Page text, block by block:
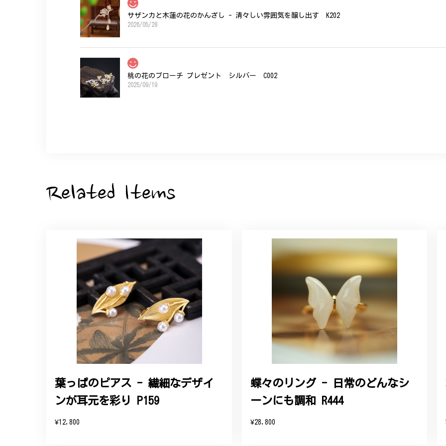
サザンカと木蓮の花のかんざし - 清々しい雰囲気を醸し出す K202
2026/05/28
桃の花のブローチ プレゼント シルバー C002
2025/09/19
大切な節目のお祝いに、母へのプレゼント用に購入させていただきました。実際に目にすると 華美すぎず丁寧なデ
【オーダーメイド】オリジナルリング
2025/06/16
こちらのオーダーの細かい調整に何度も対応していただき、ありがとうございました。
エレガントな蛇バングル！高級感あるスタイリッシュなデザイン B058
2024/11/20
バングルの腕周りのサイズ直しも料金に含まれており、こちらからの質問にも速やかに回答下さり、信頼できるシ
この度は素晴らしいレビューをいただき、誠にありがとうございます。お客様にご満足いただけたこ
参りますので、何かございましたらいつでもお気軽にご連絡ください。引き続きどうぞよろしくお願
Related Items
葉っぱのピアス - 繊細なデザイ
ンが耳元を彩り P159
¥12,800
蝶々のリング - 日常のどんなシ
ーンにも調和 R444
¥28,800